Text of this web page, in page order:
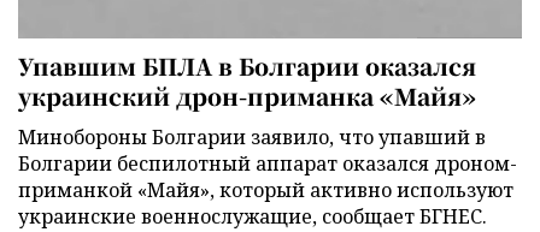
Упавшим БПЛА в Болгарии оказался
украинский дрон-приманка «Майя»
Минобороны Болгарии заявило, что упавший в
Болгарии беспилотный аппарат оказался дроном-
приманкой «Майя», который активно используют
украинские военнослужащие, сообщает БГНЕС.